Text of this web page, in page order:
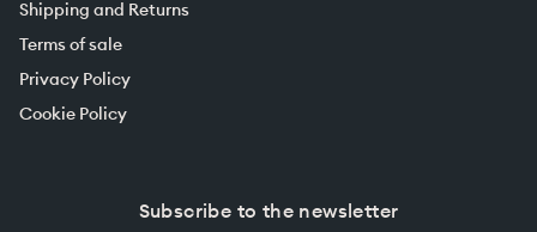
Shipping and Returns
Terms of sale
Privacy Policy
Cookie Policy
Subscribe to the newsletter